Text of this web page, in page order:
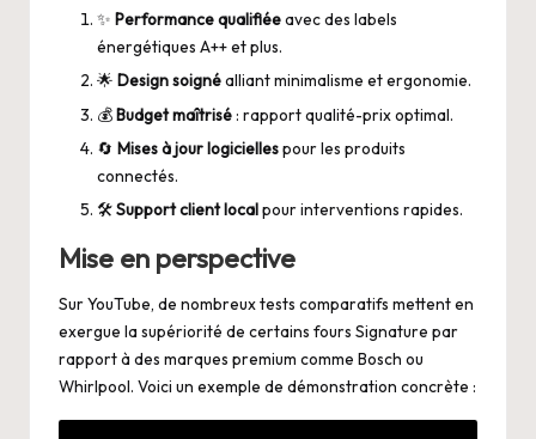
✨ Performance qualifiéeavec des labels
énergétiques A++ et plus.
🌟 Design soignéalliant minimalisme et ergonomie.
💰Budget maîtrisé: rapport qualité-prix optimal.
🔄 Mises à jour logiciellespour les produits
connectés.
🛠️Support client localpour interventions rapides.
Mise en perspective
Sur YouTube, de nombreux tests comparatifs mettent en
exergue la supériorité de certains fours Signature par
rapport à des marques premium comme Bosch ou
Whirlpool. Voici un exemple de démonstration concrète :